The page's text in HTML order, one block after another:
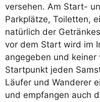
versehen. Am Start-
Parkplätze, Toiletten,
natürlich der
vor dem Start wird im
angegeben und
Startpunkt jeden
Läufer und Wanderer
und empfangen auch